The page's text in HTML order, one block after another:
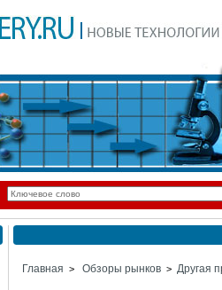
Главная > Обзоры рынков > Другая